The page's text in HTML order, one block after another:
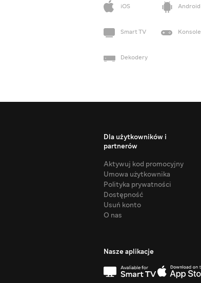
iOS
Android
Smart TV Konsole
Dekodery
Dla użytkowników i
partnerów
Aktywuj kod promocyjny
Umowa użytkownika
Polityka prywatności
Dostępność
Usuń konto
O nas
Nasze aplikacje